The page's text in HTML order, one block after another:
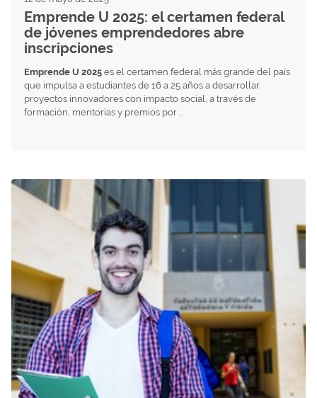
Emprende U 2025: el certamen federal
de jóvenes emprendedores abre
inscripciones
Emprende U 2025 es el certamen federal más grande del país
que impulsa a estudiantes de 16 a 25 años a desarrollar
proyectos innovadores con impacto social, a través de
formación, mentorías y premios por …